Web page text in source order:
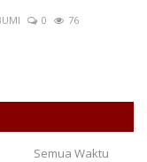
0
76
Semua Waktu